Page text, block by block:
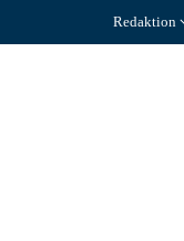
Redaktion